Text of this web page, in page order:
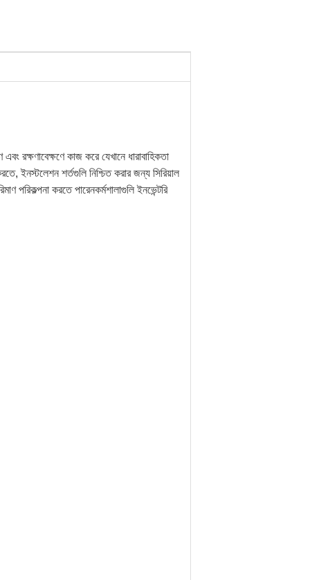
কাজ করে যেখানে ধারাবাহিকতা
ইনস্টলেশন শর্তগুলি নিশ্চিত করার জন্য সিরিয়াল
পরিকল্পনা করতে পারেনকর্মশালাগুলি ইনভেন্টরি